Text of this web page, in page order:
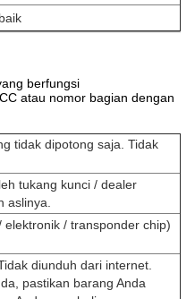
berfungsi
atau nomor bagian dengan
tidak dipotong saja. Tidak
tukang kunci / dealer
aslinya.
/ transponder chip)
diunduh dari internet.
pastikan barang Anda